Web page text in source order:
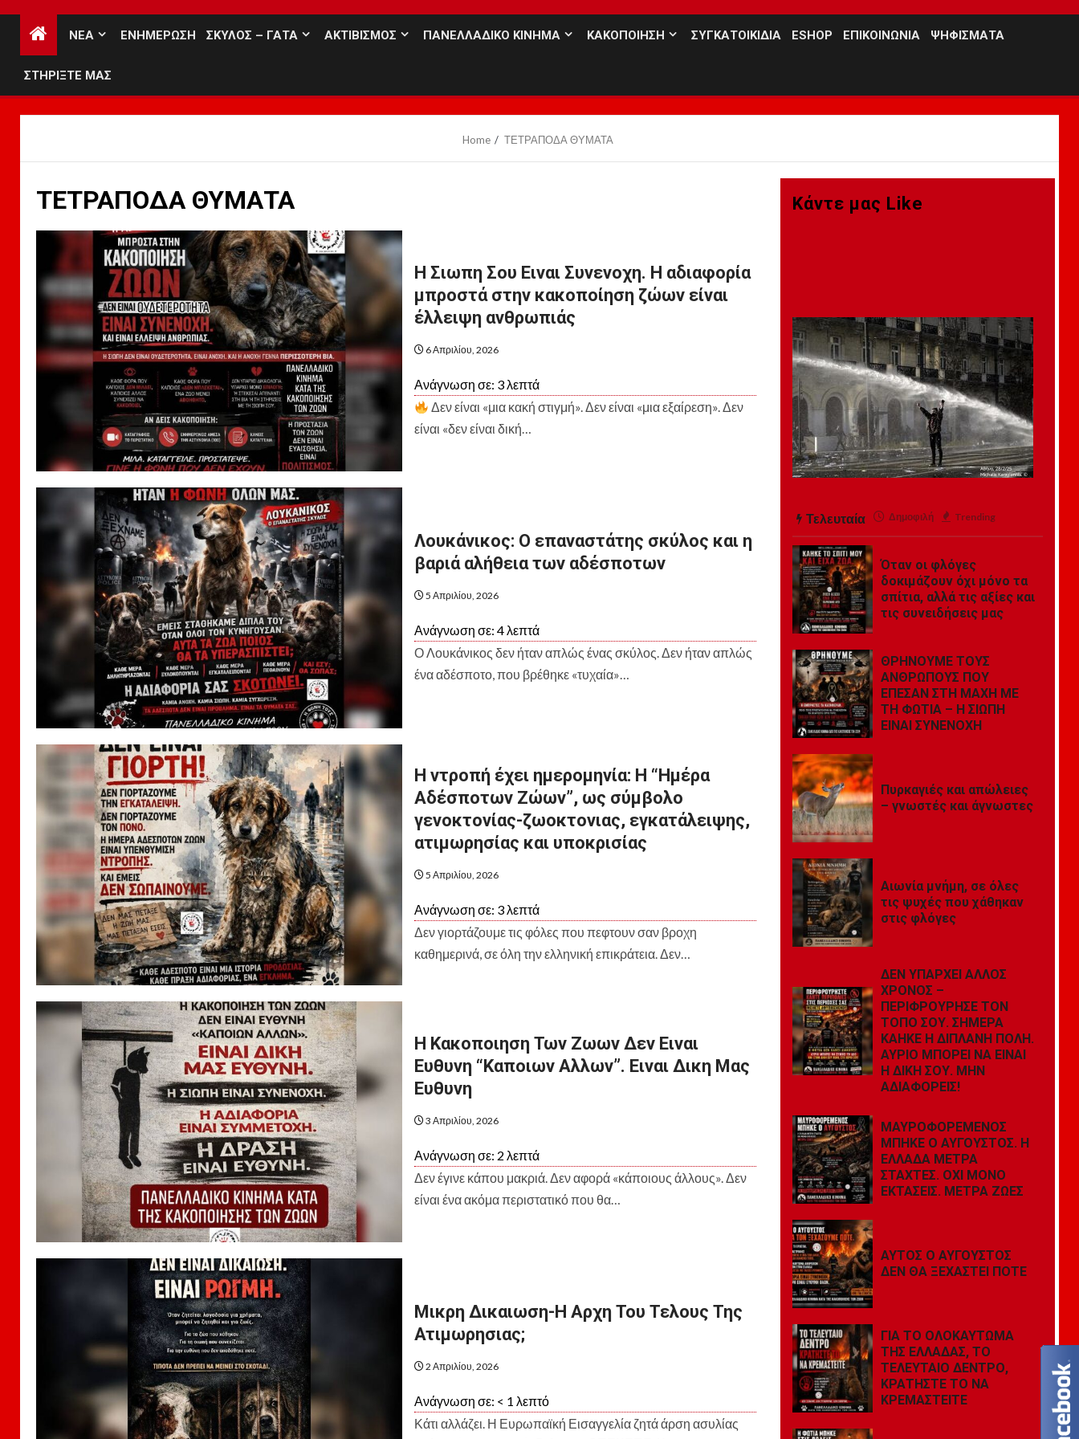
ΝΕΑ ΕΝΗΜΕΡΩΣΗ ΣΚΥΛΟΣ – ΓΑΤΑ ΑΚΤΙΒΙΣΜΟΣ ΠΑΝΕΛΛΑΔΙΚΟ ΚΙΝΗΜΑ ΚΑΚΟΠΟΙΗΣΗ ΣΥΓΚΑΤΟΙΚΙΔΙΑ ESHOP EΠΙΚΟΙΝΩΝΙΑ ΨΗΦΙΣΜΑΤΑ
ΣΤΗΡΙΞΤΕ ΜΑΣ
Home ΤΕΤΡΑΠΟΔΑ ΘΥΜΑΤΑ
ΤΕΤΡΑΠΟΔΑ ΘΥΜΑΤΑ
Η Σιωπη Σου Ειναι Συνενοχη. Η αδιαφορία
μπροστά στην κακοποίηση ζώων είναι
έλλειψη ανθρωπιάς
6 Απριλίου, 2026
Ανάγνωση σε: 3λεπτά
Δεν είναι «μια κακή στιγμή». Δεν είναι «μια εξαίρεση». Δεν
είναι «δεν είναι δική…
Λουκάνικος: Ο επαναστάτης σκύλος και η
βαριά αλήθεια των αδέσποτων
5 Απριλίου, 2026
Ανάγνωση σε: 4λεπτά
Ο Λουκάνικος δεν ήταν απλώς ένας σκύλος. Δεν ήταν απλώς
ένα αδέσποτο, που βρέθηκε «τυχαία»…
Η ντροπή έχει ημερομηνία: Η “Ημέρα
Αδέσποτων Ζώων”, ως σύμβολο
γενοκτονίας-ζωοκτονιας, εγκατάλειψης,
ατιμωρησίας και υποκρισίας
5 Απριλίου, 2026
Ανάγνωση σε: 3λεπτά
Δεν γιορτάζουμε τις φόλες που πεφτουν σαν βροχη
καθημερινά, σε όλη την ελληνική επικράτεια. Δεν…
Η Κακοποιηση Των Ζωων Δεν Ειναι
Ευθυνη “Καποιων Αλλων”. Ειναι Δικη Μας
Ευθυνη
3 Απριλίου, 2026
Ανάγνωση σε: 2 λεπτά
Δεν έγινε κάπου μακριά. Δεν αφορά «κάποιους άλλους». Δεν
είναι ένα ακόμα περιστατικό που θα…
Μικρη Δικαιωση-Η Αρχη Του Τελους Της
Ατιμωρησιας;
2 Απριλίου, 2026
Ανάγνωση σε: < 1 λεπτό
Κάτι αλλάζει. Η Ευρωπαϊκή Εισαγγελία ζητά άρση ασυλίας
Κάντε μας Like
Τελευταία Δημοφιλή Trending
Όταν οι φλόγες
δοκιμάζουν όχι μόνο τα
σπίτια, αλλά τις αξίες και
τις συνειδήσεις μας
ΘΡΗΝΟΥΜΕ ΤΟΥΣ
ΑΝΘΡΩΠΟΥΣ ΠΟΥ
ΕΠΕΣΑΝ ΣΤΗ ΜΑΧΗ ΜΕ
ΤΗ ΦΩΤΙΑ – Η ΣΙΩΠΗ
ΕΙΝΑΙ ΣΥΝΕΝΟΧΗ
Πυρκαγιές και απώλειες
– γνωστές και άγνωστες
Αιωνία μνήμη, σε όλες
τις ψυχές που χάθηκαν
στις φλόγες
ΔΕΝ ΥΠΑΡΧΕΙ ΑΛΛΟΣ
ΧΡΟΝΟΣ –
ΠΕΡΙΦΡΟΥΡΗΣΕ ΤΟΝ
ΤΟΠΟ ΣΟΥ. ΣΗΜΕΡΑ
ΚΑΗΚΕ Η ΔΙΠΛΑΝΗ ΠΟΛΗ.
ΑΥΡΙΟ ΜΠΟΡΕΙ ΝΑ ΕΙΝΑΙ
Η ΔΙΚΗ ΣΟΥ. ΜΗΝ
ΑΔΙΑΦΟΡΕΙΣ!
ΜΑΥΡΟΦΟΡΕΜΕΝΟΣ
ΜΠΗΚΕ Ο ΑΥΓΟΥΣΤΟΣ. Η
ΕΛΛΑΔΑ ΜΕΤΡΑ
ΣΤΑΧΤΕΣ. ΟΧΙ ΜΟΝΟ
ΕΚΤΑΣΕΙΣ. ΜΕΤΡΑ ΖΩΕΣ
ΑΥΤΟΣ Ο ΑΥΓΟΥΣΤΟΣ
ΔΕΝ ΘΑ ΞΕΧΑΣΤΕΙ ΠΟΤΕ
ΓΙΑ ΤΟ ΟΛΟΚΑΥΤΩΜΑ
ΤΗΣ ΕΛΛΑΔΑΣ, ΤΟ
ΤΕΛΕΥΤΑΙΟ ΔΕΝΤΡΟ,
ΚΡΑΤΗΣΤΕ ΤΟ ΝΑ
ΚΡΕΜΑΣΤΕΙΤΕ
20
Set Youtube Channel ID